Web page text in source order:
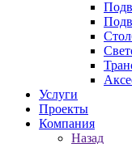
Услуги
Проекты
Компания
Назад